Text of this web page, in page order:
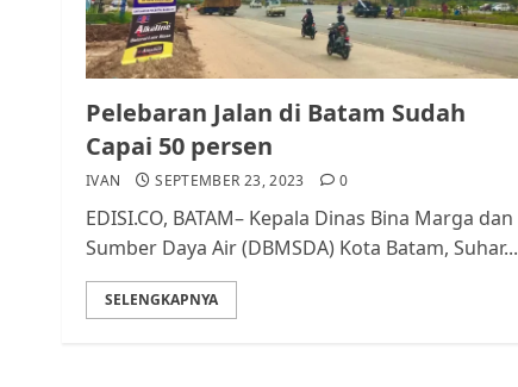
Pelebaran Jalan di Batam Sudah
Capai 50 persen
IVAN SEPTEMBER 23, 2023 0
EDISI.CO, BATAM– Kepala Dinas Bina Marga dan
Sumber Daya Air (DBMSDA) Kota Batam, Suhar...
SELENGKAPNYA